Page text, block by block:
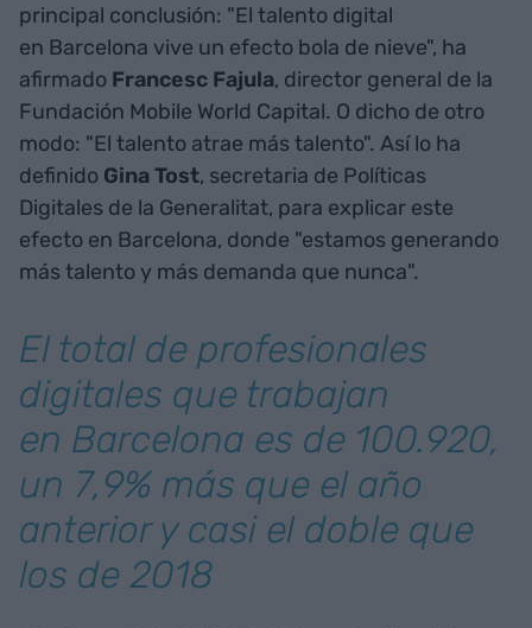
principal conclusión: "El talento digital
en Barcelona vive un efecto bola de nieve", ha
afirmado Francesc Fajula, director general de la
Fundación Mobile World Capital. O dicho de otro
modo: "El talento atrae más talento". Así lo ha
definido Gina Tost, secretaria de Políticas
Digitales de la Generalitat, para explicar este
efecto en Barcelona, donde "estamos generando
más talento y más demanda que nunca".
El total de profesionales
digitales que trabajan
en Barcelona es de 100.920,
un 7,9% más que el año
anterior y casi el doble que
los de 2018